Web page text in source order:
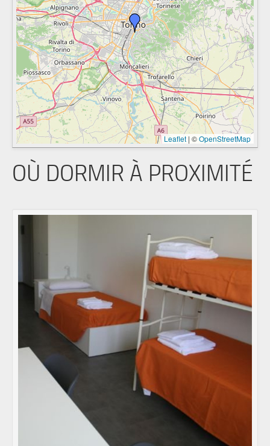
Leaflet | ©OpenStreetMap
OÙ DORMIR À PROXIMITÉ